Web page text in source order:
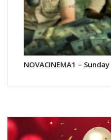
NOVACINEMA1 –